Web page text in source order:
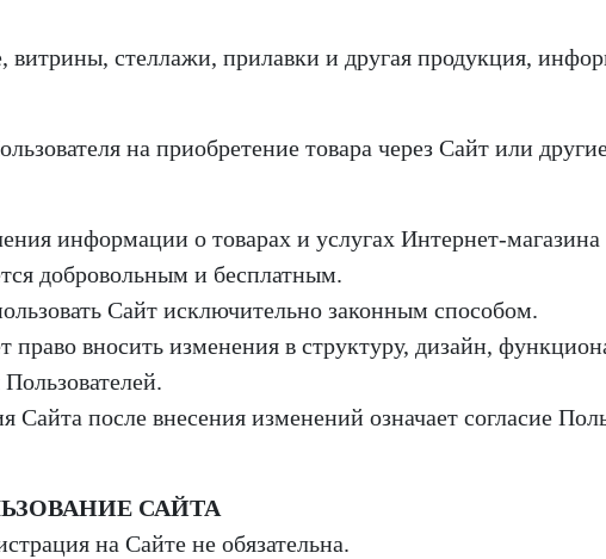
витрины, стеллажи, прилавки и другая продукция,
на приобретение товара через Сайт или
информации о товарах и услугах Интернет-
добровольным и бесплатным.
Сайт исключительно законным способом.
право вносить изменения в структуру, дизайн,
Сайта после внесения изменений означает согласие
САЙТА
на Сайте не обязательна.